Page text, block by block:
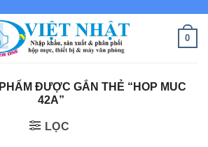
0
ĐƯỢC GẮN THẺ “HOP MUC
42A”
LỌC